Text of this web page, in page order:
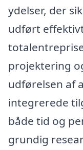
ydelser, der
udført
projektering
udførelsen af
integrerede
både tid og
grundig